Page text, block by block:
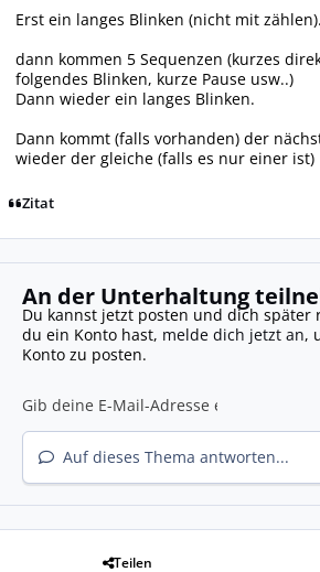
Erst ein langes Blinken (nicht mit zählen).
dann kommen 5 Sequenzen (kurzes
folgendes Blinken, kurze Pause usw..)
Dann wieder ein langes Blinken.
Dann kommt (falls vorhanden) der
wieder der gleiche (falls es nur einer ist)
Zitat
An der Unterhaltung
Du kannst jetzt posten und dich später
du ein Konto hast, melde dich jetzt an,
Konto zu posten.
Auf dieses Thema antworten...
Teilen